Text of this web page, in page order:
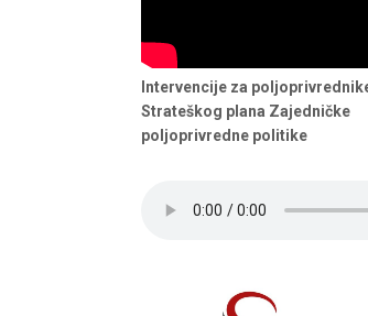
Intervencije za
Strateškog plana Zajedničke
poljoprivredne politike